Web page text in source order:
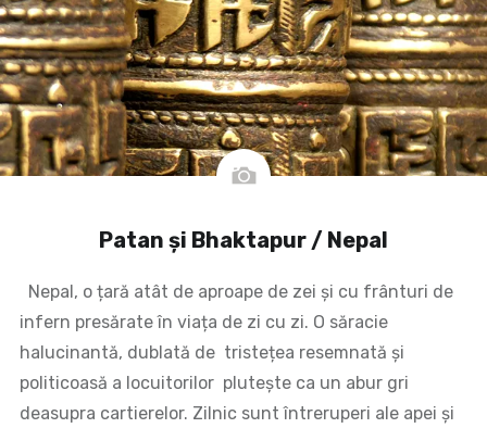
Patan și Bhaktapur / Nepal
Nepal, o țară atât de aproape de zei și cu frânturi de
infern presărate în viața de zi cu zi. O săracie
halucinantă, dublată de tristețea resemnată și
politicoasă a locuitorilor plutește ca un abur gri
deasupra cartierelor. Zilnic sunt întreruperi ale apei și